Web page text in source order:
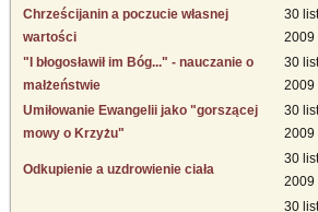
Chrześcijanin a poczucie własnej
wartości
30
2009
"I błogosławił im Bóg..." - nauczanie o
małżeństwie
30
2009
Umiłowanie Ewangelii jako "gorszącej
mowy o Krzyżu"
30
2009
Odkupienie a uzdrowienie ciała
30
2009
30